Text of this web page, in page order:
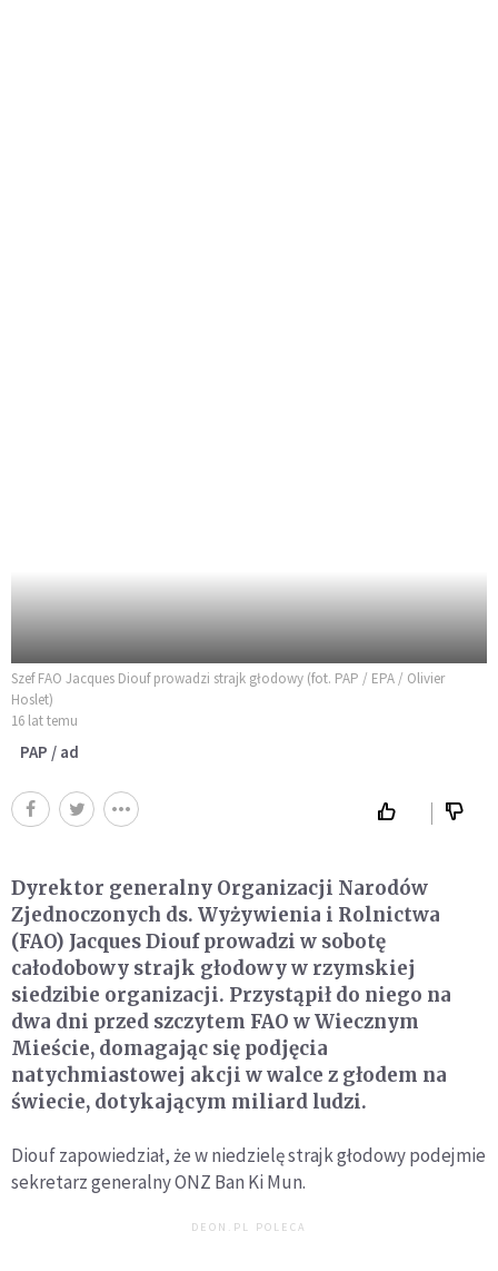
Szef FAO Jacques Diouf prowadzi strajk głodowy (fot. PAP / EPA / Olivier
Hoslet)
16 lat temu
PAP / ad
Dyrektor generalny Organizacji Narodów
Zjednoczonych ds. Wyżywienia i Rolnictwa
(FAO) Jacques Diouf prowadzi w sobotę
całodobowy strajk głodowy w rzymskiej
siedzibie organizacji. Przystąpił do niego na
dwa dni przed szczytem FAO w Wiecznym
Mieście, domagając się podjęcia
natychmiastowej akcji w walce z głodem na
świecie, dotykającym miliard ludzi.
Diouf zapowiedział, że w niedzielę strajk głodowy podejmie
sekretarz generalny ONZ Ban Ki Mun.
DEON.PL POLECA